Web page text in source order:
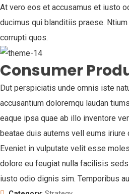
At vero eos et accusamus et iusto
ducimus qui blanditiis praese.
corrupti quos.
Consumer
Dut perspiciatis unde omnis iste
accusantium doloremqu laudan
eaque ipsa quae ab illo inventore
beatae duis autems vell eums iriure
Eveniet in vulputate velit esse
dolore eu feugiat nulla facilisis
iusto odio dignis sim. Temporibus